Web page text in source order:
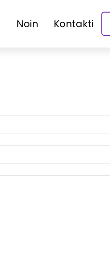
Noin Kontakti